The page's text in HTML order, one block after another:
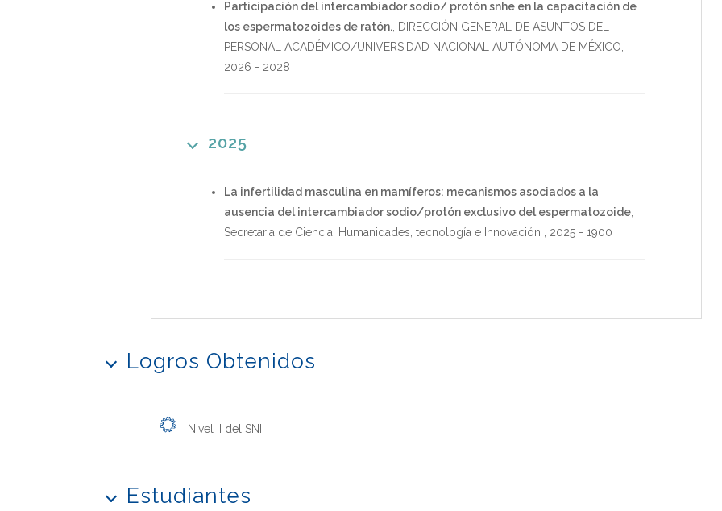
Participación del intercambiador sodio/ protón snhe en la capacitación de
los espermatozoides de ratón. DIRECCIÓN GENERAL DE ASUNTOS DEL
PERSONAL ACADÉMICO/UNIVERSIDAD NACIONAL AUTÓNOMA DE MÉXICO
2026 - 2028
2025
La infertilidad masculina en mamíferos: mecanismos asociados a la
ausencia del intercambiador sodio/protón exclusivo del espermatozoide
Secretaria de Ciencia, Humanidades, tecnología e Innovación
2025 - 1900
Logros Obtenidos
Nivel II del SNII
Estudiantes